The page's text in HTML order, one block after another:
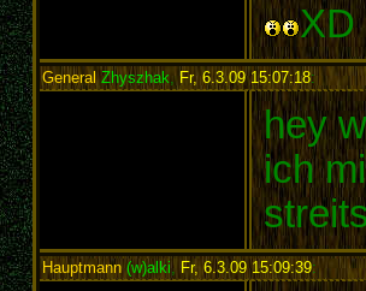
XD
GeneralZhyszhak , Fr, 6.3.09 15:07:18:
hey
ich
Hauptmann(w)alki Fr, 6.3.09 15:09:39: